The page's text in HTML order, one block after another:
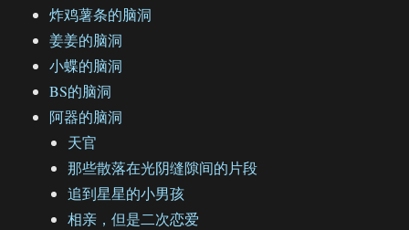
炸鸡薯条的脑洞
姜姜的脑洞
小蝶的脑洞
BS的脑洞
阿器的脑洞
天官
那些散落在光阴缝隙间的片段
追到星星的小男孩
相亲，但是二次恋爱